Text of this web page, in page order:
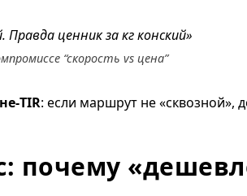
Правда ценник за кг конский»
“скорость vs цена”
TIR: если маршрут не «сквозной»,
почему